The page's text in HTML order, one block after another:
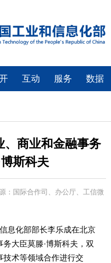
互动 服务 数据
、商业和金融事务
斯科夫
：国际合作司、办公厅、工信微
息化部部长李乐成在北京
大臣莫滕·博斯科夫，双
技术等领域合作进行交